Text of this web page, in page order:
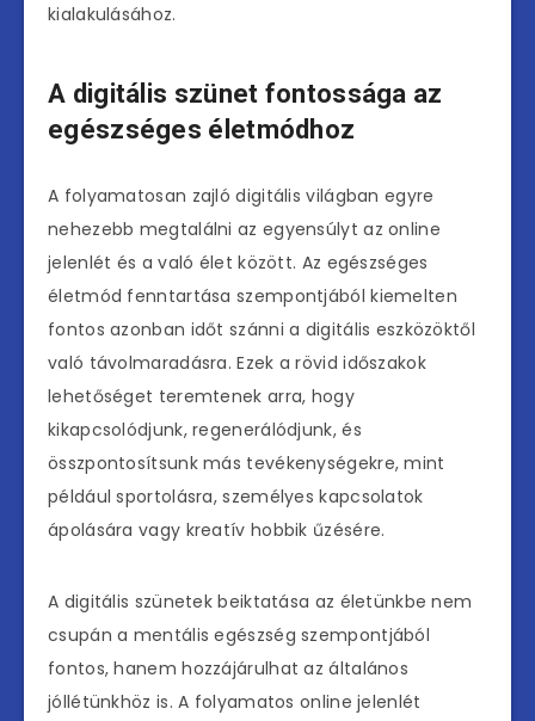
kialakulásához.
A digitális szünet fontossága az
egészséges életmódhoz
A folyamatosan zajló digitális világban egyre
nehezebb megtalálni az egyensúlyt az online
jelenlét és a való élet között. Az egészséges
életmód fenntartása szempontjából kiemelten
fontos azonban időt szánni a digitális eszközöktől
való távolmaradásra. Ezek a rövid időszakok
lehetőséget teremtenek arra, hogy
kikapcsolódjunk, regenerálódjunk, és
összpontosítsunk más tevékenységekre, mint
például sportolásra, személyes kapcsolatok
ápolására vagy kreatív hobbik űzésére.
A digitális szünetek beiktatása az életünkbe nem
csupán a mentális egészség szempontjából
fontos, hanem hozzájárulhat az általános
jóllétünkhöz is. A folyamatos online jelenlét